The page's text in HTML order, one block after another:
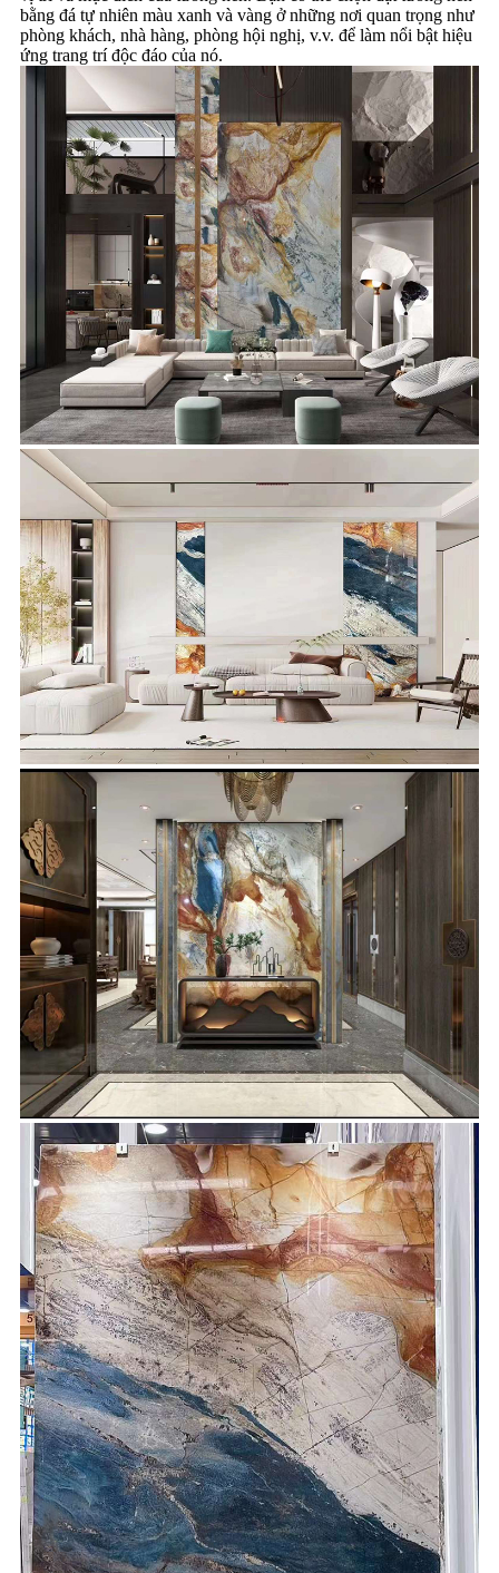
bằng đá tự nhiên màu xanh và vàng ở những nơi quan trọng như
phòng khách, nhà hàng, phòng hội nghị, v.v. để làm nổi bật hiệu
ứng trang trí độc đáo của nó.